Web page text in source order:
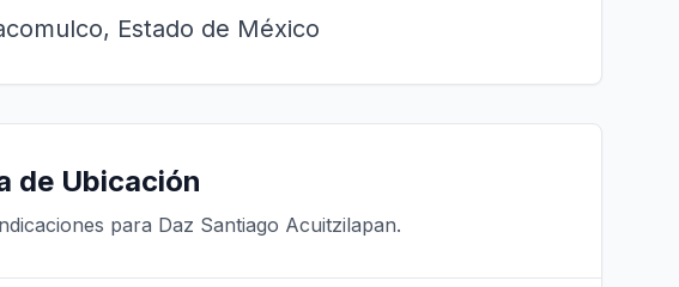
Estado de México
de Ubicación
para Daz Santiago Acuitzilapan.